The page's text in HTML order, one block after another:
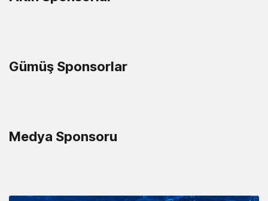
Gümüş Sponsorlar
Medya Sponsoru